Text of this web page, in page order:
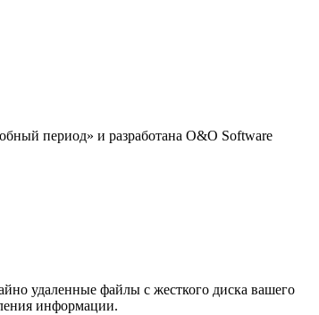
период» и разработана O&O Software
удаленные файлы с жесткого диска вашего
информации.